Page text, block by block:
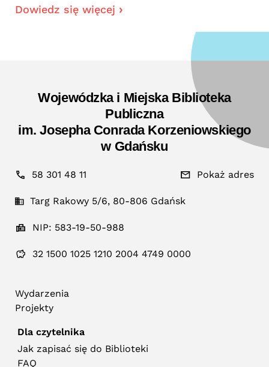
Dowiedz się więcej
Wojewódzka i Miejska Biblioteka
Publiczna
im. Josepha Conrada Korzeniowskiego
w Gdańsku
58 301 48 11 Pokaż adres
Targ Rakowy 5/6, 80-806 Gdańsk
NIP: 583-19-50-988
32 1500 1025 1210 2004 4749 0000
Wydarzenia
Projekty
Dla czytelnika
Jak zapisać się do Biblioteki
FAQ